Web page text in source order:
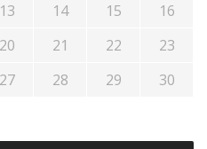
13 14 15
16
20 21 22
23
27 28 29
30